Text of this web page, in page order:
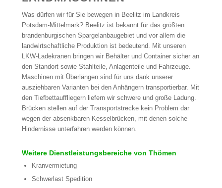
Was dürfen wir für Sie bewegen in Beelitz im Landkreis
Potsdam-Mittelmark? Beelitz ist bekannt für das größten
brandenburgischen Spargelanbaugebiet und vor allem die
landwirtschaftliche Produktion ist bedeutend. Mit unseren
LKW-Ladekranen bringen wir Behälter und Container sicher an
den Standort sowie Stahlteile, Anlagenteile und Fahrzeuge.
Maschinen mit Überlängen sind für uns dank unserer
ausziehbaren Varianten bei den Anhängern transportierbar. Mit
den Tiefbettauffliegern liefern wir schwere und große Ladung.
Brücken stellen auf der Transportstrecke kein Problem dar
wegen der absenkbaren Kesselbrücken, mit denen solche
Hindernisse unterfahren werden können.
Weitere Dienstleistungsbereiche von Thömen
Kranvermietung
Schwerlast Spedition